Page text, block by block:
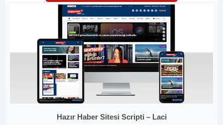
Hazır Haber Sitesi Scripti – Laci